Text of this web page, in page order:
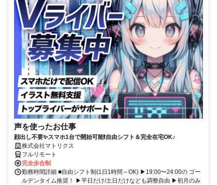
声を使ったお仕事
顔出し不要✨スマホ1台で開始可能❗自由シフト＆完全在宅OK♪
株式会社マトリクス
フルリモート
完全歩合制
勤務時間詳細 ■自由シフト制(1日1時間～OK) ▶19:00〜24:00の ゴー
ルデンタイム推奨！ ▶平日だけ/土日だけなども調整自由 ▶初月のみ